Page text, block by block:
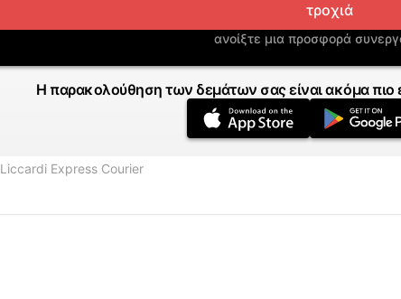
τροχιά
ανοίξτε μια προσφορά
Η παρακολούθηση των δεμάτων σας είναι ακόμα
Liccardi Express Courier